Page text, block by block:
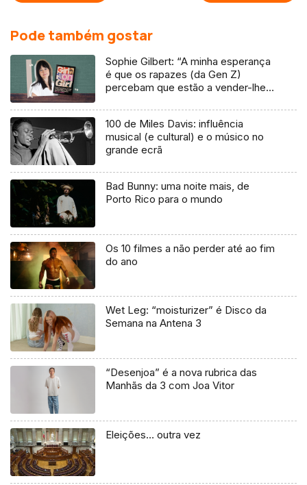
Pode também gostar
Sophie Gilbert: “A minha esperança
é que os rapazes (da Gen Z)
percebam que estão a vender-lhes
100 de Miles Davis: influência
musical (e cultural) e o músico no
grande ecrã
Bad Bunny: uma noite mais, de
Porto Rico para o mundo
Os 10 filmes a não perder até ao fim
do ano
Wet Leg: “moisturizer” é Disco da
Semana na Antena 3
“Desenjoa” é a nova rubrica das
Manhãs da 3 com Joa Vitor
Eleições… outra vez